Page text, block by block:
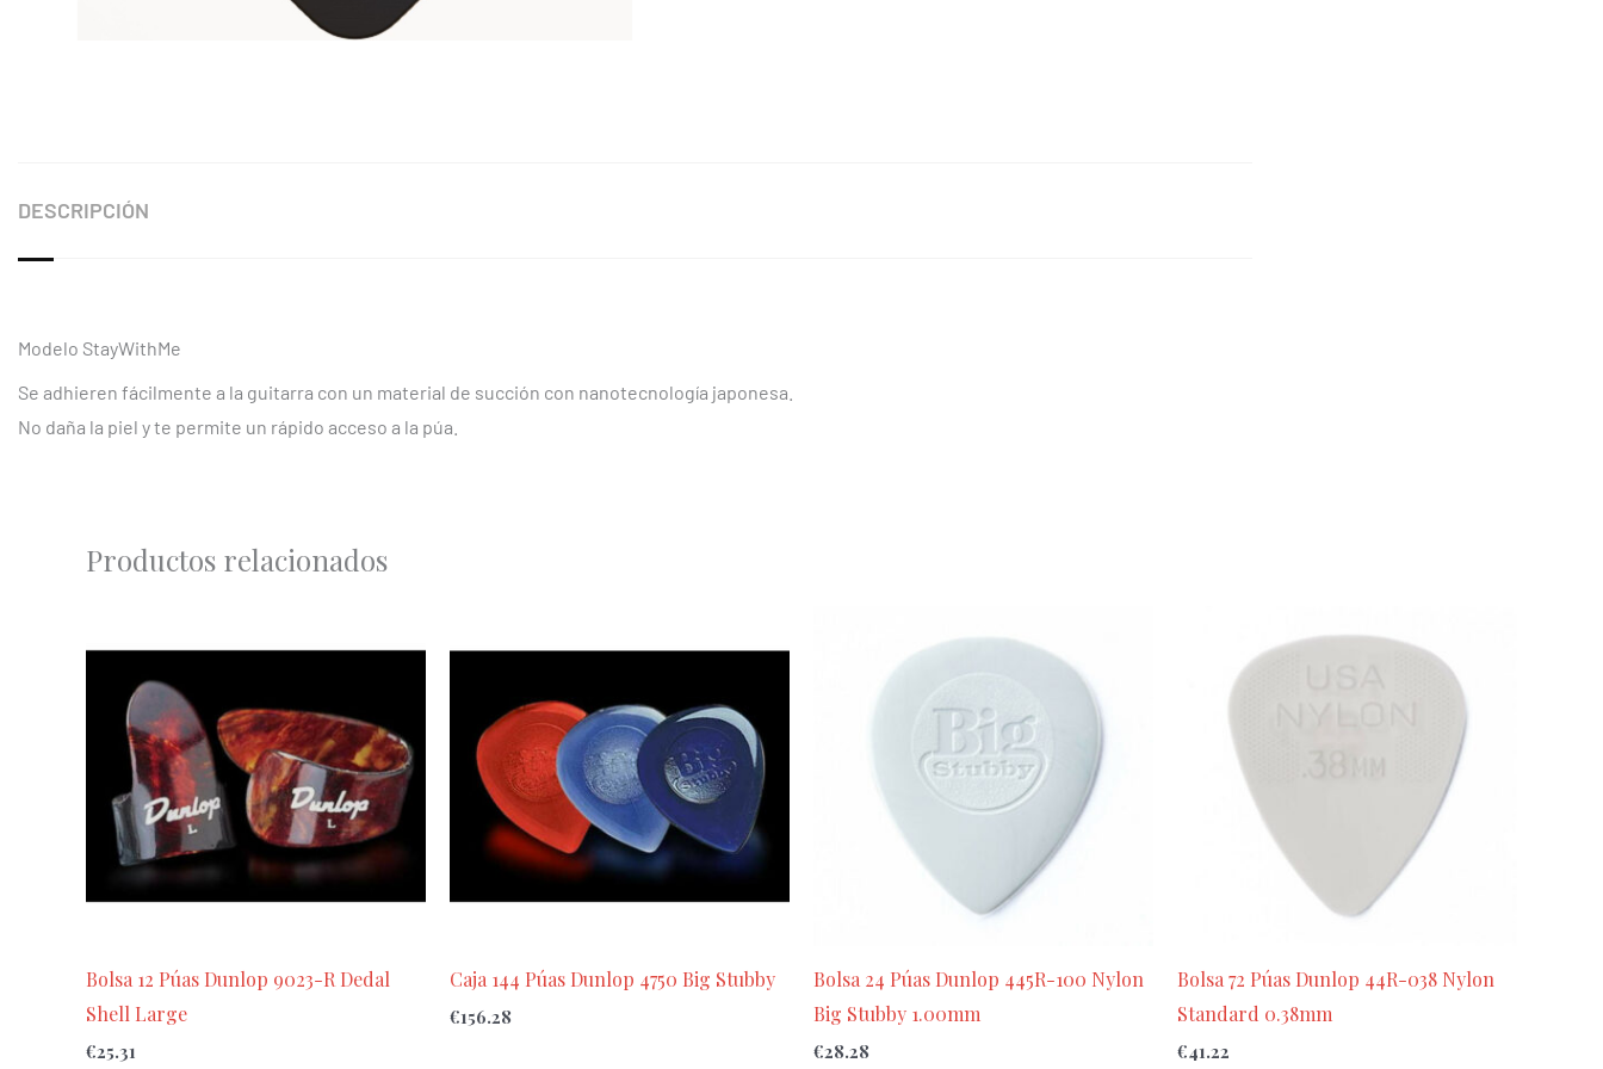
DESCRIPCIÓN
Modelo StayWithMe
Se adhieren fácilmente a la guitarra con un material de succión con nanotecnología japonesa.
No daña la piel y te permite un rápido acceso a la púa.
Productos relacionados
Bolsa 12 Púas Dunlop 9023-R Dedal
Shell Large
€25.31
Caja 144 Púas Dunlop 4750 Big Stubby
€156.28
Bolsa 24 Púas Dunlop 445R-100 Nylon
Big Stubby 1.00mm
€28.28
Bolsa 72 Púas Dunlop 44R-038 Nylon
Standard 0.38mm
€41.22